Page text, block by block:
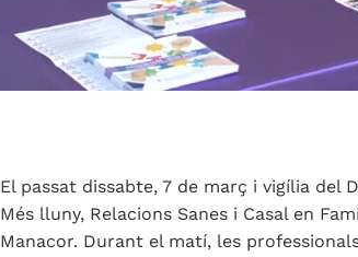
El passat dissabte, 7 de març i vigília del
Més lluny, Relacions Sanes i Casal en
Manacor. Durant el matí, les